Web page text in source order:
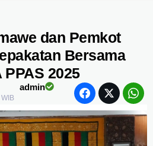
dan Pemkot
Bersama
2025
admin